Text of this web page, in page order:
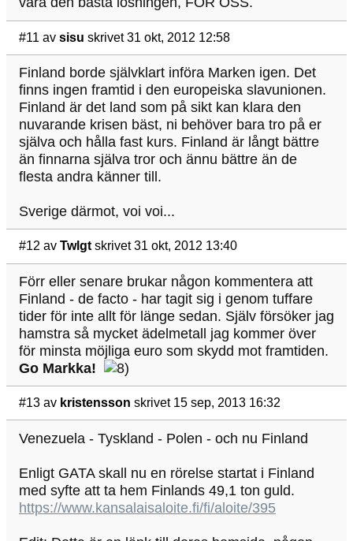
#11 av sisu skrivet 31 okt, 2012 12:58
Finland borde självklart införa Marken igen. Det
finns ingen framtid i den europeiska slavunionen.
Finland är det land som på sikt kan klara den
nuvarande krisen bäst, ni behöver bara tro på er
själva och hålla fast kurs. Finland är långt bättre
än finnarna själva tror och ännu bättre än de
flesta andra känner till.
Sverige därmot, voi voi...
#12 av Twlgt skrivet 31 okt, 2012 13:40
Förr eller senare brukar någon kommentera att
Finland - de facto - har tagit sig i genom tuffare
tider för inte allt för länge sedan. Själv försöker jag
hamstra så mycket ädelmetall jag kommer över
för minsta möjliga euro som skydd mot framtiden.
Go Markka!
#13 av kristensson skrivet 15 sep, 2013 16:32
Venezuela - Tyskland - Polen - och nu Finland
Enligt GATA skall nu en rörelse startat i Finland
med syfte att ta hem Finlands 49,1 ton guld.
https://www.kansalaisaloite.fi/fi/aloite/395